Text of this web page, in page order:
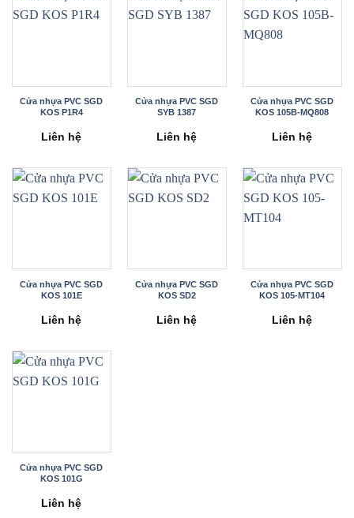
Cửa nhựa PVC SGD
KOS P1R4
Liên hệ
Cửa nhựa PVC SGD
SYB 1387
Liên hệ
Cửa nhựa PVC SGD
KOS 105B-MQ808
Liên hệ
Cửa nhựa PVC SGD
KOS 101E
Liên hệ
Cửa nhựa PVC SGD
KOS SD2
Liên hệ
Cửa nhựa PVC SGD
KOS 105-MT104
Liên hệ
Cửa nhựa PVC SGD
KOS 101G
Liên hệ